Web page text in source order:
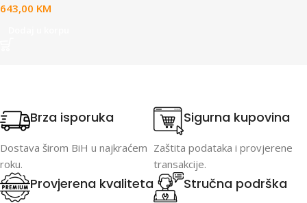
643,00 KM
Brza isporuka
Dostava širom BiH u najkraćem
roku.
Sigurna kupovina
Zaštita podataka i provjerene
transakcije.
Provjerena kvaliteta Stručna podrška